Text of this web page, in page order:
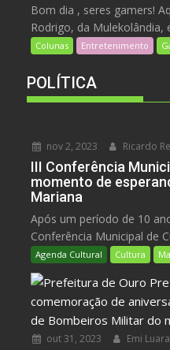
Bom dia , seres gamers!
Rodrigo, da Mulekolândia,
Colunas Entretenimento
POLÍTICA
nov 2, 2023 Ricardo
III Conferência
momento de
Mariana
Após um período de 10
Conferência Municipal de
Agenda Cultural Cultura
out 31, 2023 Emi Luara